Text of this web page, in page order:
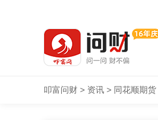
叩富问财 > 资讯 > 同花顺期货